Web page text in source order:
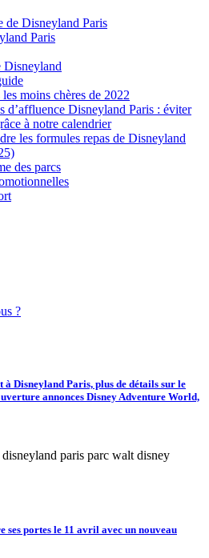
de Disneyland Paris
Paris
Disneyland
les moins chères de 2022
d’affluence Disneyland Paris : éviter
à notre calendrier
les formules repas de Disneyland
des parcs
?
Disneyland Paris, plus de détails sur le
annonces Disney Adventure World,
portes le 11 avril avec un nouveau